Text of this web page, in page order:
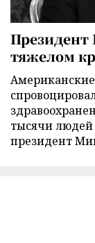
тяжелом
тысячи
президент